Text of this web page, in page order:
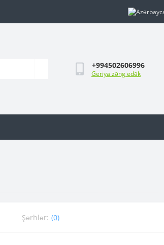
+994502606996
Geriya zəng edək
Şərhlər: (0)